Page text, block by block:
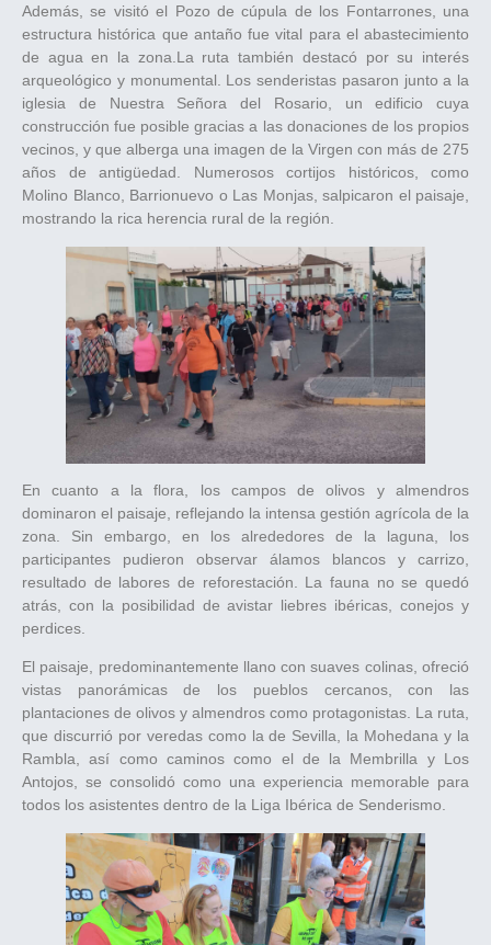
Además, se visitó el Pozo de cúpula de los Fontarrones, una
estructura histórica que antaño fue vital para el abastecimiento
de agua en la zona.La ruta también destacó por su interés
arqueológico y monumental. Los senderistas pasaron junto a la
iglesia de Nuestra Señora del Rosario, un edificio cuya
construcción fue posible gracias a las donaciones de los propios
vecinos, y que alberga una imagen de la Virgen con más de 275
años de antigüedad. Numerosos cortijos históricos, como
Molino Blanco, Barrionuevo o Las Monjas, salpicaron el paisaje,
mostrando la rica herencia rural de la región.
En cuanto a la flora, los campos de olivos y almendros
dominaron el paisaje, reflejando la intensa gestión agrícola de la
zona. Sin embargo, en los alrededores de la laguna, los
participantes pudieron observar álamos blancos y carrizo,
resultado de labores de reforestación. La fauna no se quedó
atrás, con la posibilidad de avistar liebres ibéricas, conejos y
perdices.
El paisaje, predominantemente llano con suaves colinas, ofreció
vistas panorámicas de los pueblos cercanos, con las
plantaciones de olivos y almendros como protagonistas. La ruta,
que discurrió por veredas como la de Sevilla, la Mohedana y la
Rambla, así como caminos como el de la Membrilla y Los
Antojos, se consolidó como una experiencia memorable para
todos los asistentes dentro de la Liga Ibérica de Senderismo.